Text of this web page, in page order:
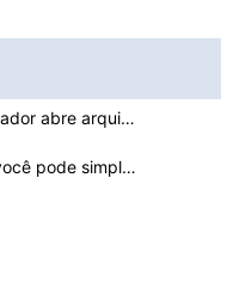
Como alterar o caminho Meu Computador abre arquivos
Quando você compra um novo PC , você pode simplesment…